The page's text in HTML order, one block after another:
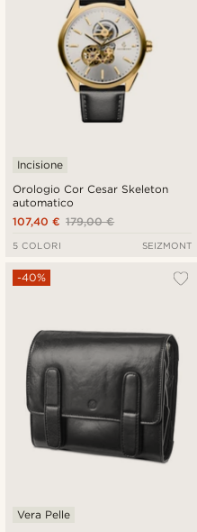
Orologio Cor Cesar Skeleton
automatico
Incisione
179,00 €
107,40 €
5 COLORI SEIZMONT
-40%
Vera Pelle